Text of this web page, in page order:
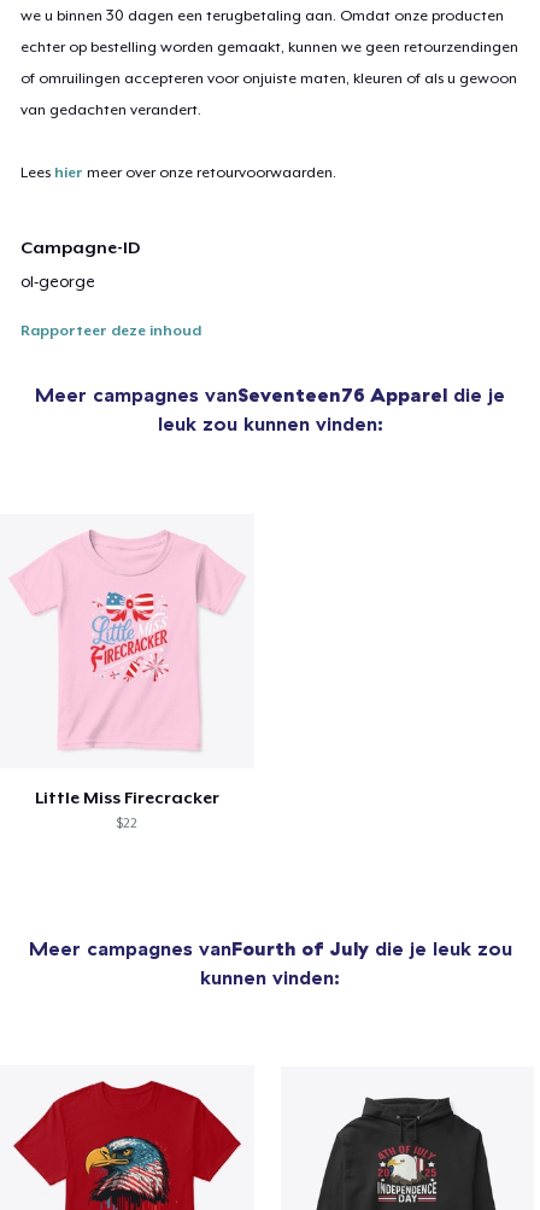
we u binnen 30 dagen een terugbetaling aan. Omdat onze producten
echter op bestelling worden gemaakt, kunnen we geen retourzendingen
of omruilingen accepteren voor onjuiste maten, kleuren of als u gewoon
van gedachten verandert.
Lees hier meer over onze retourvoorwaarden.
Campagne-ID
ol-george
Rapporteer deze inhoud
Meer campagnes vanSeventeen76 Apparel die je
leuk zou kunnen vinden:
Little Miss Firecracker
$22
Meer campagnes vanFourth of Julydie je leuk zou
kunnen vinden: